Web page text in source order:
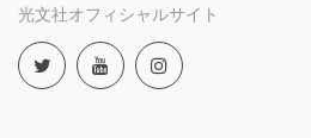
光文社オフィシャルサイト